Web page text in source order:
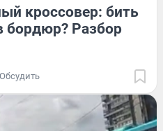
кроссовер: бить
бордюр? Разбор
Обсудить